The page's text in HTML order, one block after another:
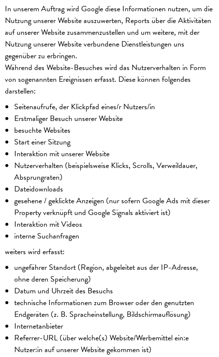
In unserem Auftrag wird Google diese Informationen nutzen, um die
Nutzung unserer Website auszuwerten, Reports über die Aktivitäten
auf unserer Website zusammenzustellen und um weitere, mit der
Nutzung unserer Website verbundene Dienstleistungen uns
gegenüber zu erbringen.
Während des Website-Besuches wird das Nutzerverhalten in Form
von sogenannten Ereignissen erfasst. Diese können folgendes
darstellen:
Seitenaufrufe, der Klickpfad eines/r Nutzers/in
Erstmaliger Besuch unserer Website
besuchte Websites
Start einer Sitzung
Interaktion mit unserer Website
Nutzerverhalten (beispielsweise Klicks, Scrolls, Verweildauer,
Absprungraten)
Dateidownloads
gesehene / geklickte Anzeigen (nur sofern Google Ads mit dieser
Property verknüpft und Google Signals aktiviert ist)
Interaktion mit Videos
interne Suchanfragen
weiters wird erfasst:
ungefährer Standort (Region, abgeleitet aus der IP-Adresse,
ohne deren Speicherung)
Datum und Uhrzeit des Besuchs
technische Informationen zum Browser oder den genutzten
Endgeräten (z. B. Spracheinstellung, Bildschirmauflösung)
Internetanbieter
Referrer-URL (über welche(s) Website/Werbemittel ein:e
Nutzer:in auf unserer Website gekommen ist)